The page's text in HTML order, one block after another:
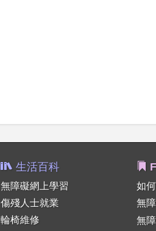
生活百科
無障礙網上學習
傷殘人士就業
輪椅維修
如
無
無